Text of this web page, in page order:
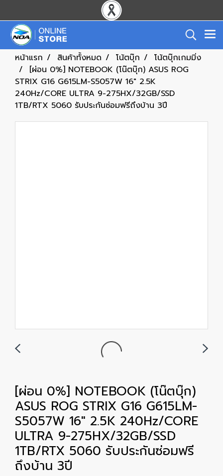
หน้าแรก สินค้าทั้งหมด โน้ตบุ๊ก
โน้ตบุ๊กเกมมิ่ง
[ผ่อน 0%] NOTEBOOK (โน๊ตบุ๊ก) ASUS ROG
STRIX G16 G615LM-S5057W 16" 2.5K
240Hz/CORE ULTRA 9-275HX/32GB/SSD
1TB/RTX 5060 รับประกันซ่อมฟรีถึงบ้าน 3ปี
[ผ่อน 0%] NOTEBOOK (โน๊ตบุ๊ก)
ASUS ROG STRIX G16 G615LM-
S5057W 16" 2.5K 240Hz/CORE
ULTRA 9-275HX/32GB/SSD
1TB/RTX 5060 รับประกันซ่อมฟรี
ถึงบ้าน 3ปี